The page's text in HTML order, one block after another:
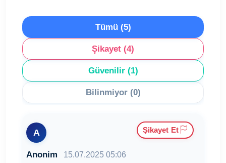
Tümü (5)
Şikayet (4)
Güvenilir (1)
Bilinmiyor (0)
A
Anonim 15.07.2025 05:06
Şikayet Et